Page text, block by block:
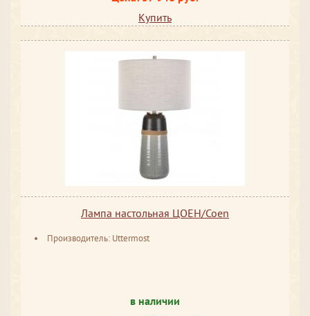
Купить
Лампа настольная ЦОЕН/Coen
Производитель: Uttermost
в наличии